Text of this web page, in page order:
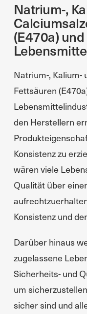
Natrium-,
(E470a)
Natrium-, Kalium-
Fettsäuren
den Herstellern
Konsistenz zu
wären viele
Qualität über
Konsistenz und
Darüber hinaus
zugelassene
Sicherheits- und
um
sicher sind und